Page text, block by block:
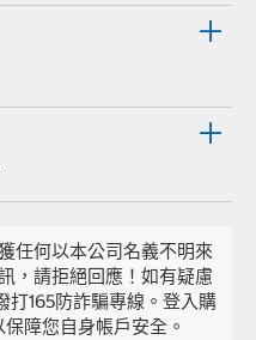
任何以本公司名義不明來
，請拒絕回應！如有疑慮
打165防詐騙專線。登入購
保障您自身帳戶安全。